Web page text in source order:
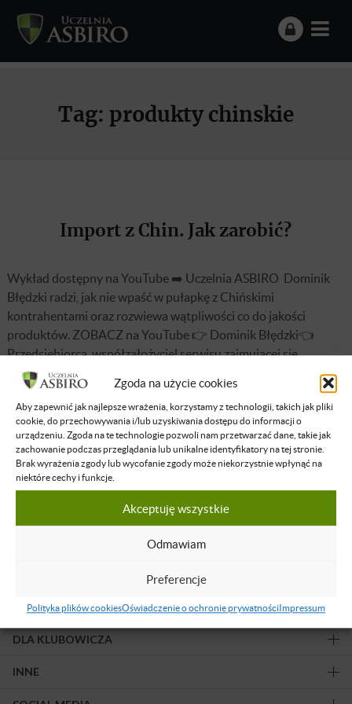
Zgoda na użycie cookies
Aby zapewnić jak najlepsze wrażenia, korzystamy z technologii, takich jak pliki
cookie, do przechowywania i/lub uzyskiwania dostępu do informacji o
urządzeniu. Zgoda na te technologie pozwoli nam przetwarzać dane, takie jak
zachowanie podczas przeglądania lub unikalne identyfikatory na tej stronie.
Brak wyrażenia zgody lub wycofanie zgody może niekorzystnie wpłynąć na
niektóre cechy i funkcje.
Akceptuję wszystkie
Odmawiam
Preferencje
Polityka plików cookiesOświadczenie o ochronie prywatnościImpressum
Tag: produkty chinskie
Import z Chin. Jak zarobić?
Wykład dostępny na YouTube ➡️ Uczelnia ASBIRO Dominik
Błędzki radzi, jak nie wpaść w pułapkę z Chińskimi
kontrahentami oraz rozwiewa wątpliwości co do jakości
produktów. ZOBACZ na YouTube 👉 Dominik Błędzki👈
Przedsiębiorca, współzałożyciel serwisu zajmującej się
weryfikacją uczciwości Chińskich firm – ChinskiRaport.pl oraz
platformy ShipHub.pl porównywarki ofert firm spedycyjnych.
Prawnik i ekspert w dziedzinie zajmującej się (…)
TAGS:CHINY,IMPORT Z CHIN,JAK SPROWADZAC TOWAR Z CHIN,PRACA
ZESPOŁOWA,PRODUKTY CHINSKIE
CHIN,WSPÓŁPRACA Z CHINAMI,WYKŁAD
Obserwuj nas!
OFERTA
DLA KLUBOWICZA
INNE